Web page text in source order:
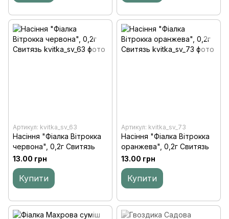
Артикул: kvitka_sv_63
Насіння "Фіалка Вiтрокка
червона", 0,2г Свитязь
13.00 грн
Купити
Артикул: kvitka_sv_73
Насіння "Фiалка Вiтрокка
оранжева", 0,2г Свитязь
13.00 грн
Купити